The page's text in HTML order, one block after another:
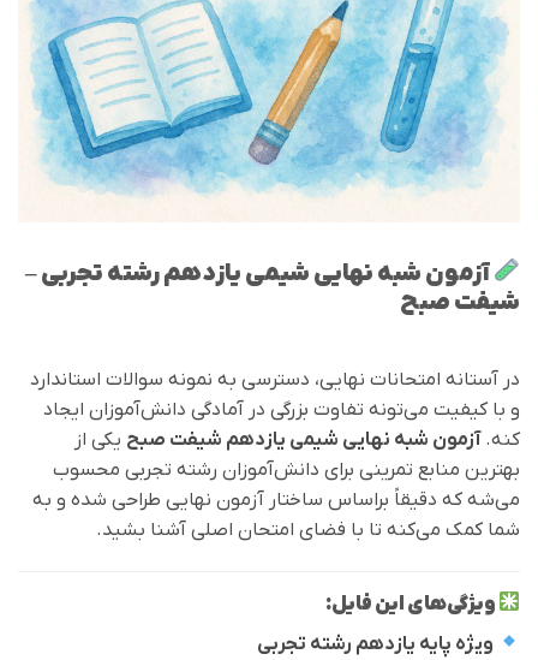
آزمون شبه نهایی شیمی یازدهم رشته تجربی –
شیفت صبح
در آستانه امتحانات نهایی، دسترسی به نمونه سوالات استاندارد
و با کیفیت می‌تونه تفاوت بزرگی در آمادگی دانش‌آموزان ایجاد
کنه.آزمون شبه نهایی شیمی یازدهم شیفت صبح یکی از
بهترین منابع تمرینی برای دانش‌آموزان رشته تجربی محسوب
می‌شه که دقیقاً براساس ساختار آزمون نهایی طراحی شده و به
شما کمک می‌کنه تا با فضای امتحان اصلی آشنا بشید.
ویژگی‌های این فایل:
ویژه پایه یازدهم رشته تجربی